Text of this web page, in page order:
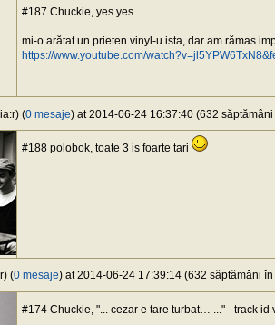
#187 Chuckie, yes yes
mi-o arătat un prieten vinyl-u ista, dar am rămas
https://www.youtube.com/
(0 mesaje) at 2014-06-24 16:37:40 (632
#188 polobok, toate 3 is foarte tari
(0 mesaje) at 2014-06-24 17:39:14 (632 săptămâni în
#174 Chuckie, "... cezar e tare turbat… ..." - track id